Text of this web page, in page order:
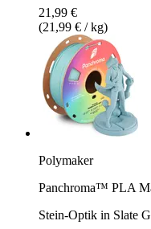
21,99 €
(21,99 € / kg)
Polymaker
Panchroma™ PLA
Stein-Optik in Slate